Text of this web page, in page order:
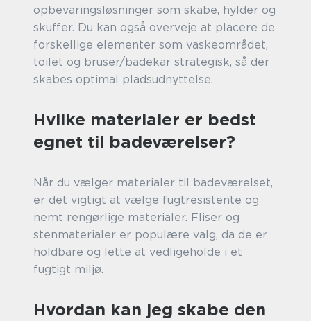
opbevaringsløsninger som skabe, hylder og
skuffer. Du kan også overveje at placere de
forskellige elementer som vaskeområdet,
toilet og bruser/badekar strategisk, så der
skabes optimal pladsudnyttelse.
Hvilke materialer er bedst
egnet til badeværelser?
Når du vælger materialer til badeværelset,
er det vigtigt at vælge fugtresistente og
nemt rengørlige materialer. Fliser og
stenmaterialer er populære valg, da de er
holdbare og lette at vedligeholde i et
fugtigt miljø.
Hvordan kan jeg skabe den